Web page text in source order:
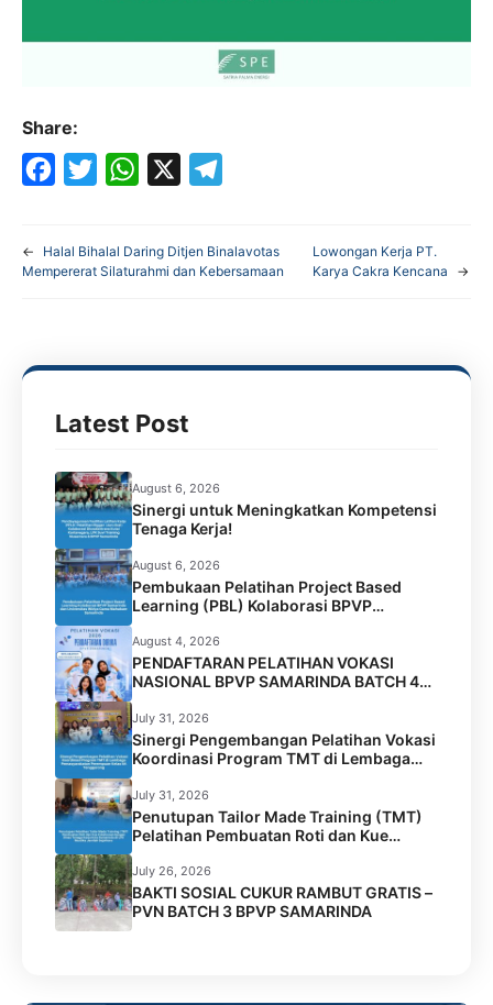
Share:
c
o
i
e
a
A
p
l
r
←
Halal Bihalal Daring Ditjen Binalavotas
Mempererat Silaturahmi dan Kebersamaan
Lowongan Kerja PT.
Karya Cakra Kencana
→
Latest Post
August 6, 2026
Sinergi untuk Meningkatkan Kompetensi
Tenaga Kerja!
August 6, 2026
Pembukaan Pelatihan Project Based
Learning (PBL) Kolaborasi BPVP
Samarinda dan Universitas Widya Gama
Mahakam Samarinda
August 4, 2026
PENDAFTARAN PELATIHAN VOKASI
NASIONAL BPVP SAMARINDA BATCH 4
RESMI DIBUKA!
July 31, 2026
Sinergi Pengembangan Pelatihan Vokasi
Koordinasi Program TMT di Lembaga
Permasyarakatan Perempuan Kelas IIA
Tenggarong
July 31, 2026
Penutupan Tailor Made Training (TMT)
Pelatihan Pembuatan Roti dan Kue
Kolaborasi BPVP Samarinda dengan
Disnaker Kota Samarinda di LPK Mustika
Jamilah Sejahtera
July 26, 2026
BAKTI SOSIAL CUKUR RAMBUT GRATIS –
PVN BATCH 3 BPVP SAMARINDA